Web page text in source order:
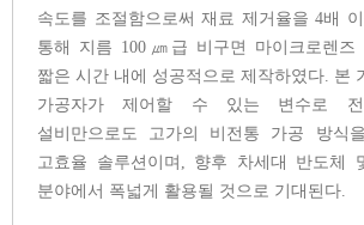
속도를 조절함으로써 재료 제거율을 4배
통해 지름 100㎛급 비구면 마이크로렌즈
짧은 시간 내에 성공적으로 제작하였다. 본
가공자가 제어할 수 있는 변수로 전
설비만으로도 고가의 비전통 가공 방식
고효율 솔루션이며, 향후 차세대 반도체
분야에서 폭넓게 활용될 것으로 기대된다.